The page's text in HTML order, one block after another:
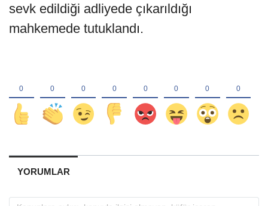
sevk edildiği adliyede çıkarıldığı
mahkemede tutuklandı.
YORUMLAR